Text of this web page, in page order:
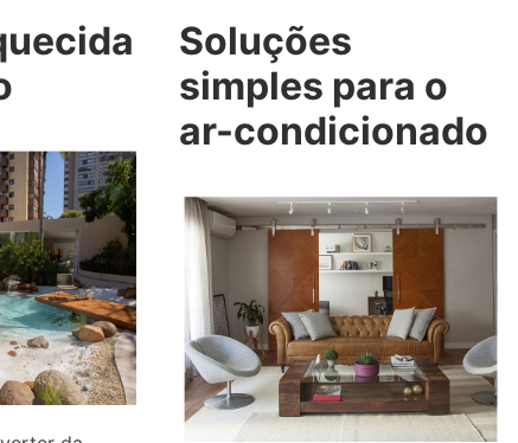
Soluções
simples para o
ar-condicionado